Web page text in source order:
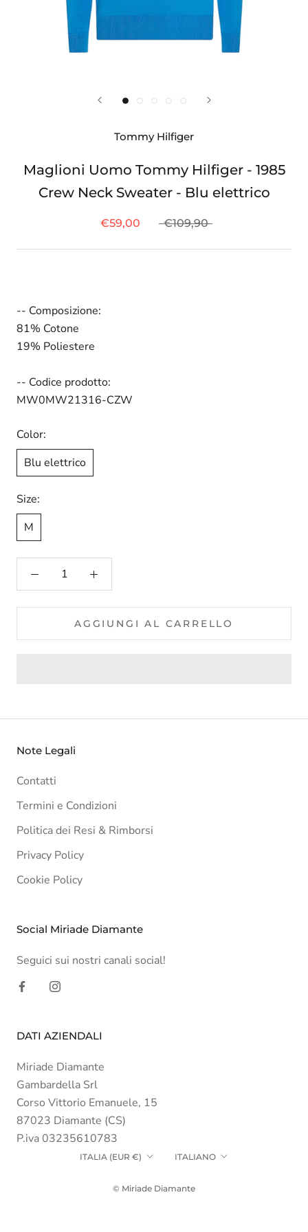
Tommy Hilfiger
Maglioni Uomo Tommy Hilfiger - 1985
Crew Neck Sweater - Blu elettrico
€59,00 €109,90
-- Composizione:
81% Cotone
19% Poliestere
-- Codice prodotto:
MW0MW21316-CZW
Color:
Blu elettrico
Size:
M
AGGIUNGI AL CARRELLO
Note Legali
Contatti
Termini e Condizioni
Politica dei Resi & Rimborsi
Privacy Policy
Cookie Policy
Social Miriade Diamante
Seguici sui nostri canali social!
DATI AZIENDALI
Miriade Diamante
Gambardella Srl
Corso Vittorio Emanuele, 15
87023 Diamante (CS)
P.iva 03235610783
Paese/Area
ITALIA (EUR €) Lingua
ITALIANO
© Miriade Diamante